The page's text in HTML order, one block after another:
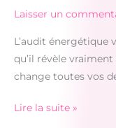
Laisser un
L’audit énergétique
qu’il révèle
change toutes vos
Audit
Lire la suite »